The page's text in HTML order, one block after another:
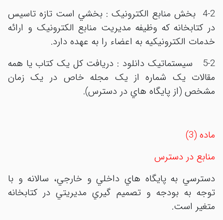
4-2 بخش منابع الکترونيک : بخشي است تازه تاسيس
در کتابخانه که وظيفه مديريت منابع الکترونيک و ارائه
خدمات الکترونيکيه به اعضاء را به عهده دارد.
5-2 سيستماتيک دانلود : دريافت کل يک کتاب يا همه
مقالات يک شماره از يک مجله خاص در يک زمان
مشخص (از پايگاه هاي در دسترس).
ماده (3)
منابع در دسترس
دسترسي به پايگاه هاي داخلي و خارجي، سالانه و با
توجه به بودجه و تصميم گيري مديريتي در کتابخانه
متغير است.